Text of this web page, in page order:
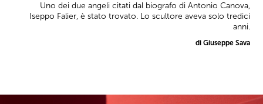
Uno dei due angeli citati dal biografo di Antonio Canova,
Iseppo Falier, è stato trovato. Lo scultore aveva solo tredici
anni.
di Giuseppe Sava